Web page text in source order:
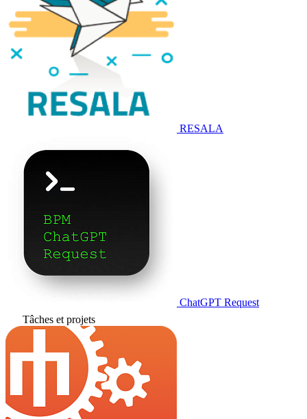
RESALA
ChatGPT Request
Tâches et projets